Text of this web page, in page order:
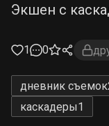
Экшен с
1 0
дневник съемок
каскадеры1